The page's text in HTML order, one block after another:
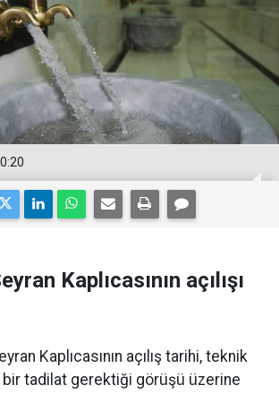
Kaplıcasının açılışı
Kaplıcasının açılış tarihi, teknik
bir tadilat gerektiği görüşü üzerine